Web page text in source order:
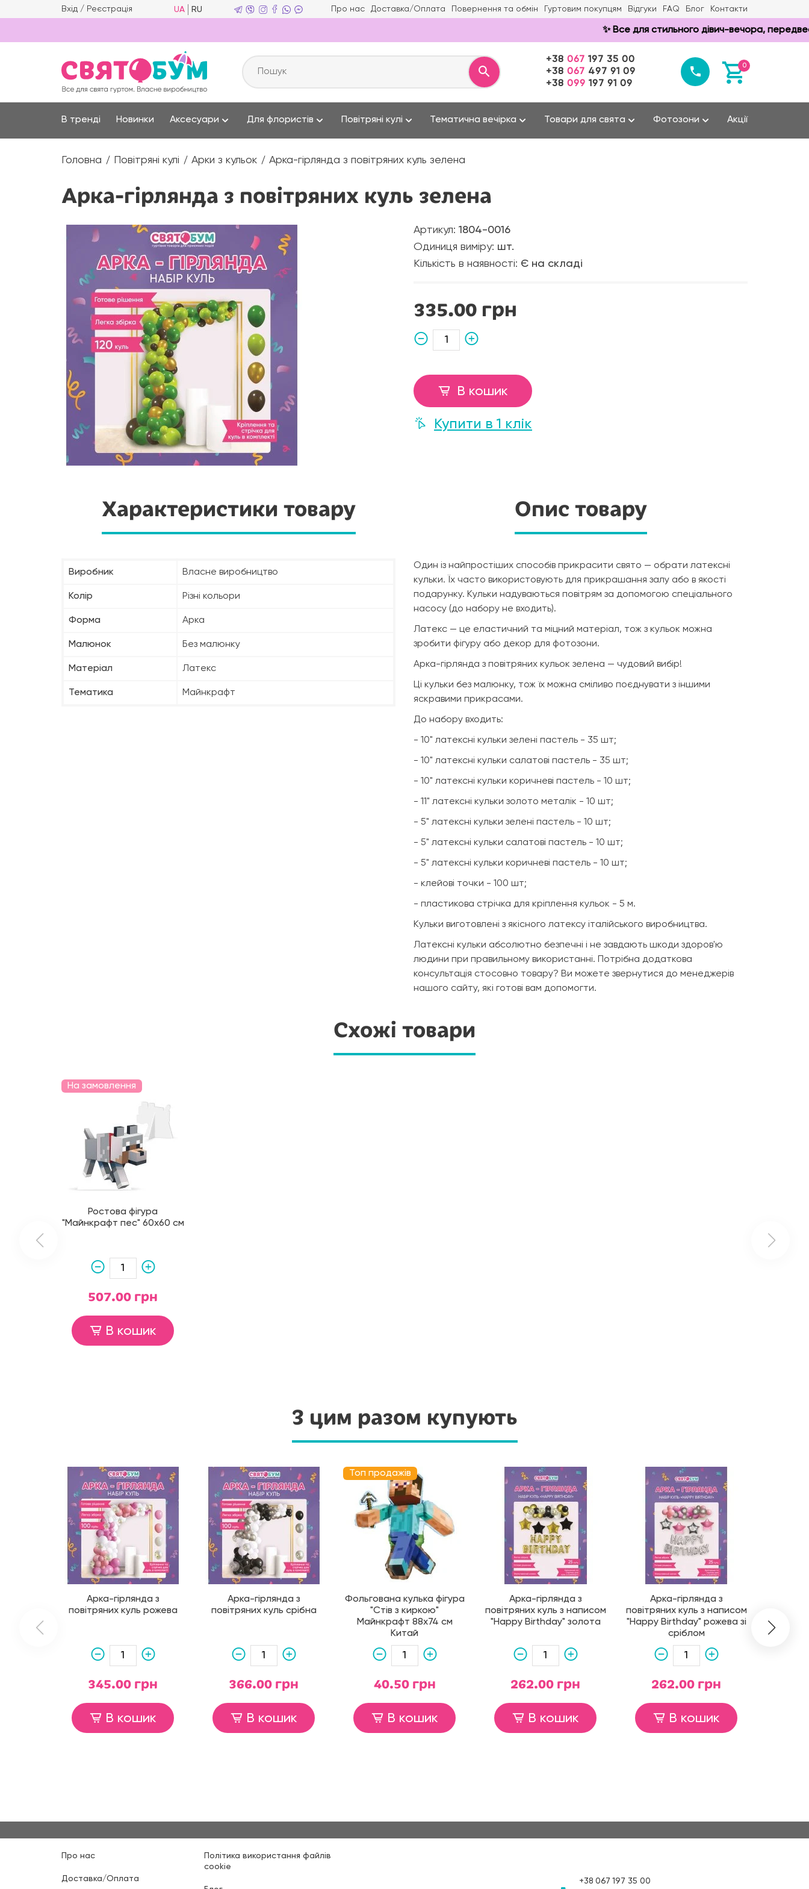
Вхід / Реєстрація UA RU Про нас Доставка/Оплата Повернення та обмін Гуртовим покупцям Відгуки FAQ Блог Контакти
✨ Все для стильного дівич-вечора,
+38 067 197 35 00
+38 067 497 91 09
+38 099 197 91 09
0
В тренді Новинки Аксесуари Для флористів Повітряні кулі Тематична вечірка Товари для свята Фотозони Акції
Головна Повітряні кулі Арки з кульок Арка-гірлянда з повітряних куль зелена
Арка-гірлянда з повітряних куль зелена
Артикул: 1804-0016
Одиниця виміру: шт.
Кількість в наявності: Є на складі
335.00 грн
В кошик
Купити в 1 клік
Характеристики товару
Виробник Власне виробництво
Колір Різні кольори
Форма Арка
Малюнок Без малюнку
Матеріал Латекс
Тематика Майнкрафт
Опис товару
Один із найпростіших способів прикрасити свято — обрати латексні
кульки. Їх часто використовують для прикрашання залу або в якості
подарунку. Кульки надуваються повітрям за допомогою спеціального
насосу (до набору не входить).
Латекс — це еластичний та міцний матеріал, тож з кульок можна
зробити фігуру або декор для фотозони.
Арка-гірлянда з повітряних кульок зелена — чудовий вибір!
Ці кульки без малюнку, тож їх можна сміливо поєднувати з іншими
яскравими прикрасами.
До набору входить:
- 10" латексні кульки зелені пастель - 35 шт;
- 10" латексні кульки салатові пастель - 35 шт;
- 10" латексні кульки коричневі пастель - 10 шт;
- 11" латексні кульки золото металік - 10 шт;
- 5" латексні кульки зелені пастель - 10 шт;
- 5" латексні кульки салатові пастель - 10 шт;
- 5" латексні кульки коричневі пастель - 10 шт;
- клейові точки - 100 шт;
- пластикова стрічка для кріплення кульок - 5 м.
Кульки виготовлені з якісного латексу італійського виробництва.
Латексні кульки абсолютно безпечні і не завдають шкоди здоров'ю
людини при правильному використанні. Потрібна додаткова
консультація стосовно товару? Ви можете звернутися до менеджерів
нашого сайту, які готові вам допомогти.
Схожі товари
На замовлення
Ростова фігура
"Майнкрафт пес" 60х60 см
507.00 грн
В кошик
З цим разом купують
Арка-гірлянда з
повітряних куль рожева
345.00 грн
В кошик
Арка-гірлянда з
повітряних куль срібна
366.00 грн
В кошик
Топ продажів
Фольгована кулька фігура
"Стів з киркою"
Майнкрафт 88х74 см
Китай
40.50 грн
В кошик
Арка-гірлянда з
повітряних куль з написом
"Happy Birthday" золота
262.00 грн
В кошик
Арка-гірлянда з
повітряних куль з написом
"Happy Birthday" рожева зі
сріблом
262.00 грн
В кошик
"З Днем
Про нас
Доставка/Оплата
Політика використання файлів
cookie
+38 067 197 35 00